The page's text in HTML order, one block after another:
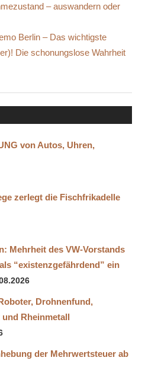
– auswandern oder
Berlin – Das wichtigste
Die schonungslose Wahrheit
von Autos, Uhren,
zerlegt die Fischfrikadelle
Mehrheit des VW-Vorstands
“existenzgefährdend” ein
Drohnenfund,
Rheinmetall
der Mehrwertsteuer ab